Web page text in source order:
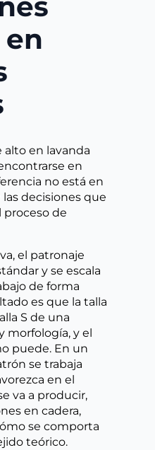
en lavanda
en
no está en
decisiones que
de
el patronaje
y se escala
de forma
es que la talla
S de una
morfología, y el
puede. En un
se trabaja
en el
va a producir,
en cadera,
se comporta
teórico.